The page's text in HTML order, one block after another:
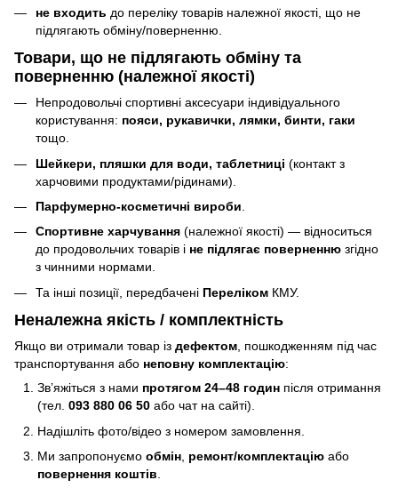
не входить до переліку товарів належної якості, що не
підлягають обміну/поверненню.
Товари, що не підлягають обміну та
поверненню (належної якості)
Непродовольчі спортивні аксесуари індивідуального
користування: пояси, рукавички, лямки, бинти, гаки
тощо.
Шейкери, пляшки для води, таблетниці (контакт з
харчовими продуктами/рідинами).
Парфумерно-косметичні вироби
Спортивне харчування (належної якості) — відноситься
до продовольчих товарів і не підлягає поверненню згідно
з чинними нормами.
Та інші позиції, передбачені Переліком КМУ.
Неналежна якість / комплектність
Якщо ви отримали товар із дефектом, пошкодженням під час
транспортування або неповну комплектацію:
Зв’яжіться з нами протягом 24–48 годин після отримання
(тел. 093 880 06 50 або чат на сайті).
Надішліть фото/відео з номером замовлення.
Ми запропонуємо обмін ремонт/комплектацію або
повернення коштів